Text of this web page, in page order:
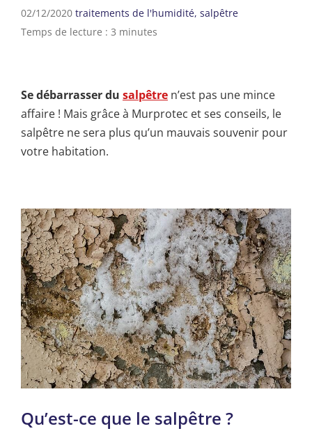
02/12/2020 traitements de l'humidité salpêtre
Temps de lecture : 3 minutes
Se débarrasser du salpêtre n’est pas une mince
affaire ! Mais grâce à Murprotec et ses conseils, le
salpêtre ne sera plus qu’un mauvais souvenir pour
votre habitation.
Qu’est-ce que le salpêtre ?